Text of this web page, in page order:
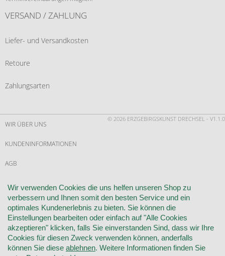
VERSAND / ZAHLUNG
Liefer- und Versandkosten
Retoure
Zahlungsarten
© 2026 ERZGEBIRGSKUNST DRECHSEL - V1.1.0
WIR ÜBER UNS
KUNDENINFORMATIONEN
AGB
WIDERRUF
VERTRAG WIDERRUFEN
KONTAKT
DATENSCHUTZ
Wir verwenden Cookies die uns helfen unseren Shop zu
verbessern und Ihnen somit den besten Service und ein
optimales Kundenerlebnis zu bieten. Sie können die
Einstellungen bearbeiten oder einfach auf "Alle Cookies
akzeptieren" klicken, falls Sie einverstanden Sind, dass wir Ihre
Cookies für diesen Zweck verwenden können, anderfalls
können Sie diese ablehnen. Weitere Informationen finden Sie